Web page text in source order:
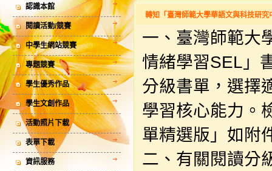
認識本館
閱讀活動/競賽
中學生網站競賽
專題競賽
學生優秀作品
學生文創作品
活動照片下載
表單下載
資訊服務
轉知「臺灣師範大學華語文與科技研
一、臺灣師範大
情緒學習SEL」
分級書單，選擇
學習核心能力。
單精選版」如附
二、有關閱讀分